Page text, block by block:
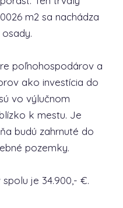
m2 sa nachádza
poľnohospodárov a
ako investícia do
vo výlučnom
k mestu. Je
budú zahrnuté do
pozemky.
je 34.900,- €.